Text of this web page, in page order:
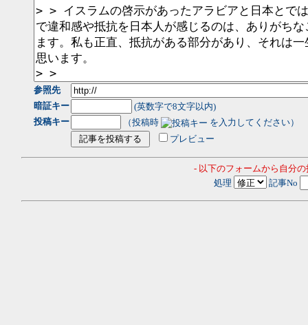
参照先
暗証キー
(英数字で8文字以内)
投稿キー
（投稿時
を入力してください）
プレビュー
- 以下のフォームから自分
処理
記事No